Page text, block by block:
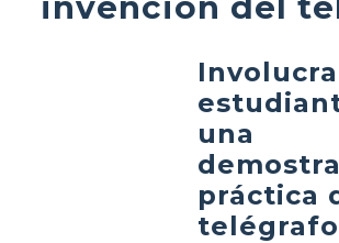
una
práctica
telégrafo